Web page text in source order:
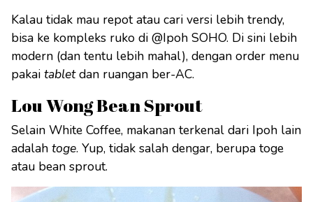
Kalau tidak mau repot atau cari versi lebih trendy,
bisa ke kompleks ruko di @Ipoh SOHO. Di sini lebih
modern (dan tentu lebih mahal), dengan order menu
pakai tabletdan ruangan ber-AC.
Lou Wong Bean Sprout
Selain White Coffee, makanan terkenal dari Ipoh lain
adalah toge. Yup, tidak salah dengar, berupa toge
atau bean sprout.